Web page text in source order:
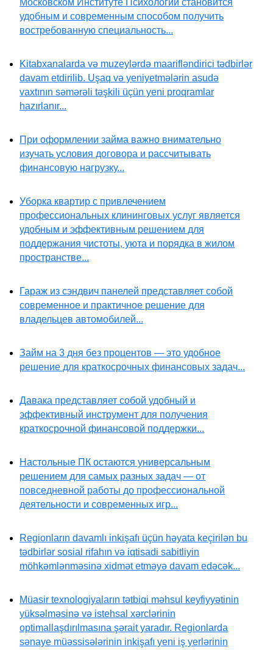
Московском Институте Психологии становится
удобным и современным способом получить
востребованную специальность...
Kitabxanalarda və muzeylərdə maarifləndirici tədbirlər
davam etdirilib. Uşaq və yeniyetmələrin asudə
vaxtının səmərəli təşkili üçün yeni proqramlar
hazırlanır...
При оформлении займа важно внимательно
изучать условия договора и рассчитывать
финансовую нагрузку...
Уборка квартир с привлечением
профессиональных клининговых услуг является
удобным и эффективным решением для
поддержания чистоты, уюта и порядка в жилом
пространстве...
Гараж из сэндвич панелей представляет собой
современное и практичное решение для
владельцев автомобилей...
Займ на 3 дня без процентов — это удобное
решение для краткосрочных финансовых задач...
Давака представляет собой удобный и
эффективный инструмент для получения
краткосрочной финансовой поддержки...
Настольные ПК остаются универсальным
решением для самых разных задач — от
повседневной работы до профессиональной
деятельности и современных игр...
Regionların davamlı inkişafı üçün həyata keçirilən bu
tədbirlər sosial rifahın və iqtisadi sabitliyin
möhkəmlənməsinə xidmət etməyə davam edəcək...
Müasir texnologiyaların tətbiqi məhsul keyfiyyətinin
yüksəlməsinə və istehsal xərclərinin
optimallaşdırılmasına şərait yaradır. Regionlarda
sənaye müəssisələrinin inkişafı yeni iş yerlərinin